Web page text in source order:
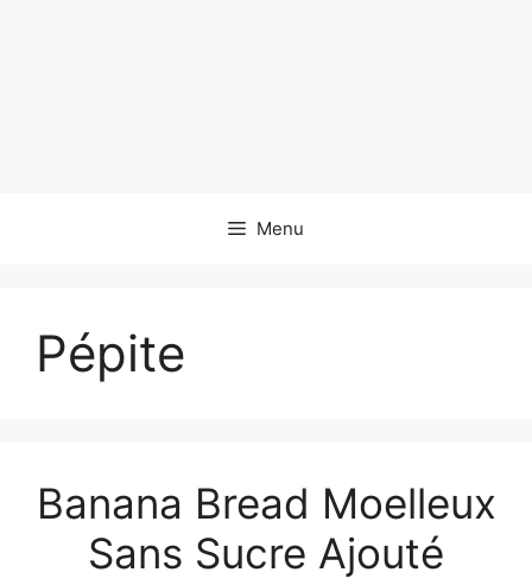
Menu
Pépite
Banana Bread Moelleux
Sans Sucre Ajouté